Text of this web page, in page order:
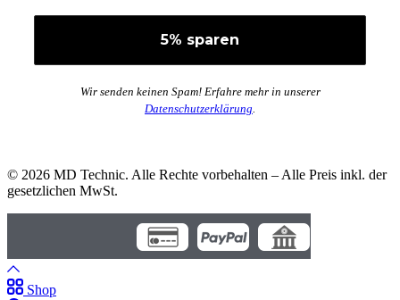
Wir senden keinen Spam! Erfahre mehr in unserer
Datenschutzerklärung
© 2026 MD Technic. Alle Rechte vorbehalten – Alle Preis inkl. der
gesetzlichen MwSt.
Shop